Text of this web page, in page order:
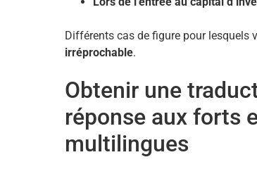
Différents cas de figure pour lesquels
irréprochable.
Obtenir une
réponse aux forts
multilingues